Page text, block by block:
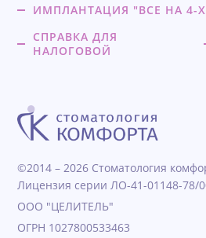
ИМПЛАНТАЦИЯ "ВСЕ НА 4-
СПРАВКА ДЛЯ
НАЛОГОВОЙ
©2014 – 2026 Стоматология
Лицензия серии ЛО-41-01148-78/
ООО "ЦЕЛИТЕЛЬ"
ОГРН 1027800533463